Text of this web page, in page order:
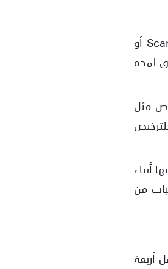
جميع حقوق الملكية الفكرية الممنوحة في الخدمة والمواد الأخرى المطورة والمتاحة من قبلنا تنتمي إلى Scam Platforms أو
لمدة
مثل
أثناء
من
أربعة